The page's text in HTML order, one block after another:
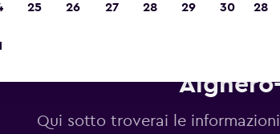
Qui sotto troverai le
25 26 27 28 29 30 28